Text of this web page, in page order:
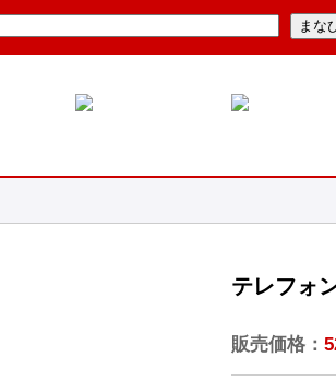
テレフォ
販売価格：